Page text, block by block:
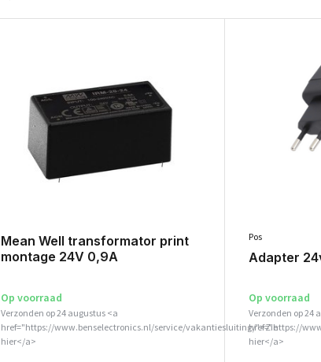
Mean Well transformator print
montage 24V 0,9A
Op voorraad
Verzonden op 24 augustus <a
href="https://www.benselectronics.nl/service/vakantiesluiting/">Zie
hier</a>
Pos
Adapter
Op voorraad
Verzonden op 24
href="https://
hier</a>